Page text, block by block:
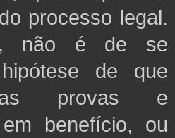
processo legal.
não é de se
de que
provas e
benefício, ou